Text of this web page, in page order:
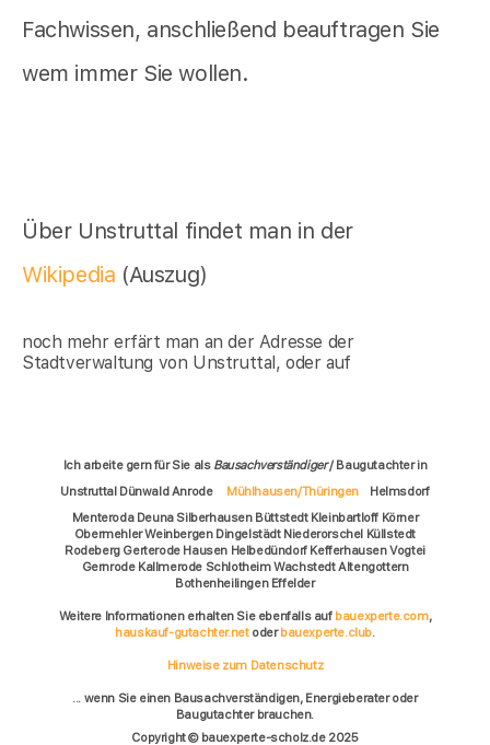
Fachwissen, anschließend beauftragen Sie
wem immer Sie wollen.
Über Unstruttal findet man in der
Wikipedia (Auszug)
noch mehr erfärt man an der Adresse der
Stadtverwaltung von Unstruttal, oder auf
Ich arbeite gern für Sie als Bausachverständiger/ Baugutachter in
Unstruttal Dünwald Anrode
Mühlhausen/Thüringen
Helmsdorf
Menteroda Deuna Silberhausen Büttstedt Kleinbartloff Körner
Obermehler Weinbergen Dingelstädt Niederorschel Küllstedt
Rodeberg Gerterode Hausen Helbedündorf Kefferhausen Vogtei
Gernrode Kallmerode Schlotheim Wachstedt Altengottern
Bothenheilingen Effelder
Weitere Informationen erhalten Sie ebenfalls auf bauexperte.com,
hauskauf-gutachter.netoderbauexperte.club.
Hinweise zum Datenschutz
... wenn Sie einen Bausachverständigen, Energieberater oder
Baugutachter brauchen.
Copyright © bauexperte-scholz.de 2025